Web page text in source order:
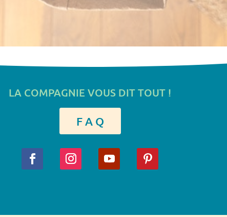
LA COMPAGNIE VOUS DIT TOUT !
F A Q